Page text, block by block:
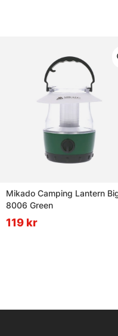
Mikado Camping Lantern
8006 Green
119 kr